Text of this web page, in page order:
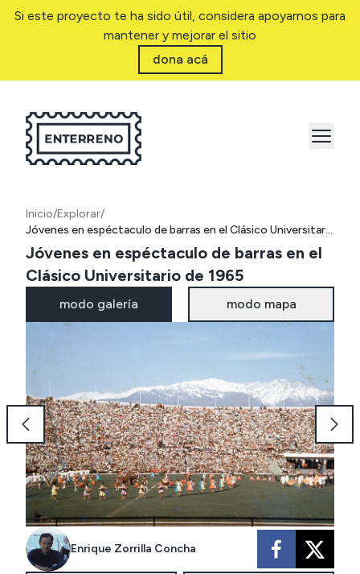
Si este proyecto te ha sido útil, considera apoyarnos para
mantener y mejorar el sitio
dona acá
Inicio/Explorar/
Jóvenes en espéctaculo de barras en el Clásico Universitario de 1965
Jóvenes en espéctaculo de barras en el
Clásico Universitario de 1965
modo galería modo mapa
Enrique Zorrilla Concha